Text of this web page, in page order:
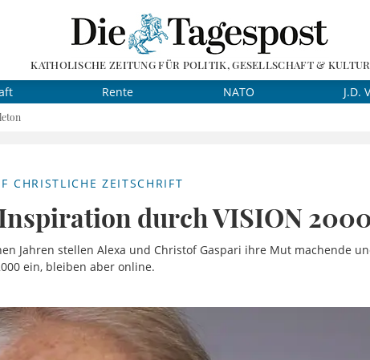
KATHOLISCHE ZEITUNG FÜR POLITIK, GESELLSCHAFT & KULTUR
Rente NATO J.D.
CHRISTLICHE ZEITSCHRIFT
durch VISION
Jahren stellen Alexa und Christof Gaspari ihre Mut machende
ein, bleiben aber online.